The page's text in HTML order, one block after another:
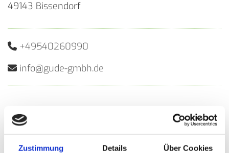
Zustimmung Details Über Cookies
49143 Bissendorf
 +49540260990
 info@gude-gmbh.de
Schreiben Sie uns